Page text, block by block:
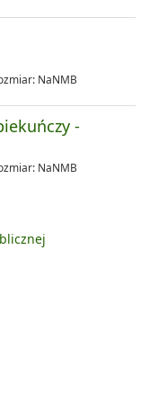
NaNMB
-
NaNMB